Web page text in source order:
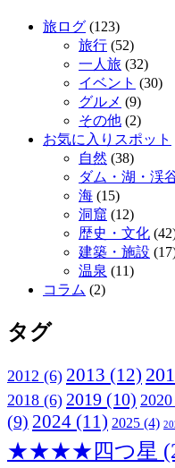
旅ログ (123)
旅行 (52)
一人旅 (32)
イベント (30)
グルメ (9)
その他 (2)
お気に入りスポット
自然 (38)
ダム・湖・渓
海 (15)
洞窟 (12)
歴史・文化
建築・施設
温泉 (11)
コラム (2)
タグ
2012 (6) 2013 (12)
2018 (6) 2019 (10) 2020
(9) 2024 (11) 2025 (4)
★★★★四つ星